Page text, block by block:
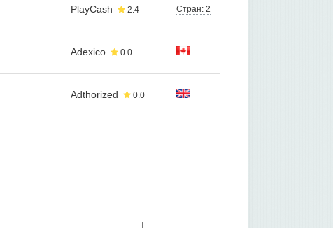
PlayCash 2.4 Стран: 2
Adexico 0.0
Adthorized 0.0